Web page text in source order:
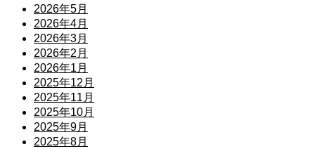
2026年5月
2026年4月
2026年3月
2026年2月
2026年1月
2025年12月
2025年11月
2025年10月
2025年9月
2025年8月